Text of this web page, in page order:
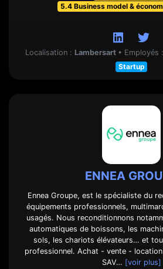
5.4 Business model &
Localisation : Lambersart • Employés :
Startup
ENNEA
Ennea Groupe, est le spécialiste du
équipements professionnels,
usagés. Nous reconditionnons
automatiques de boissons, les
sols, les chariots élévateurs… et
professionnel. Achat - vente -
SAV… [voir plus]